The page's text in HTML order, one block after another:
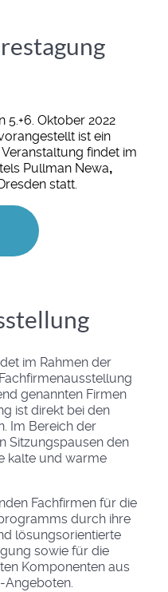
5.+6. Oktober 2022
ist ein
findet im
Pullman Newa,
statt.
im Rahmen der
genannten Firmen
ist direkt bei den
Im Bereich der
Sitzungspausen den
kalte und warme
Fachfirmen für die
durch ihre
lösungsorientierte
sowie für die
Komponenten aus
Angeboten.